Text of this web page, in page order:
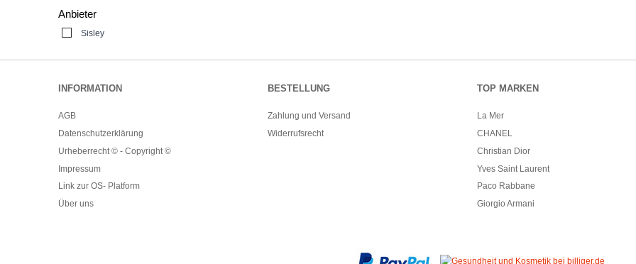
Anbieter
Sisley
INFORMATION
AGB
Datenschutzerklärung
Urheberrecht © - Copyright ©
Impressum
Link zur OS- Platform
Über uns
BESTELLUNG
Zahlung und Versand
Widerrufsrecht
TOP MARKEN
La Mer
CHANEL
Christian Dior
Yves Saint Laurent
Paco Rabbane
Giorgio Armani